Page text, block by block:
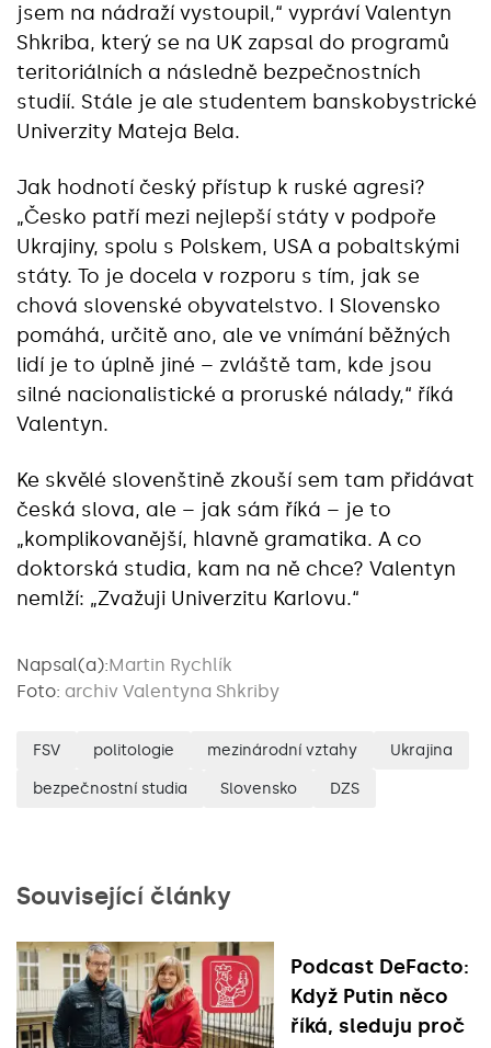
jsem na nádraží vystoupil,“ vypráví Valentyn
Shkriba, který se na UK zapsal do programů
teritoriálních a následně bezpečnostních
studií. Stále je ale studentem banskobystrické
Univerzity Mateja Bela.
Jak hodnotí český přístup k ruské agresi?
„Česko patří mezi nejlepší státy v podpoře
Ukrajiny, spolu s Polskem, USA a pobaltskými
státy. To je docela v rozporu s tím, jak se
chová slovenské obyvatelstvo. I Slovensko
pomáhá, určitě ano, ale ve vnímání běžných
lidí je to úplně jiné – zvláště tam, kde jsou
silné nacionalistické a proruské nálady,“ říká
Valentyn.
Ke skvělé slovenštině zkouší sem tam přidávat
česká slova, ale – jak sám říká – je to
„komplikovanější, hlavně gramatika. A co
doktorská studia, kam na ně chce? Valentyn
nemlží: „Zvažuji Univerzitu Karlovu.“
Napsal(a):Martin Rychlík
Foto: archiv Valentyna Shkriby
FSV politologie mezinárodní vztahy Ukrajina
bezpečnostní studia Slovensko DZS
Související články
Podcast DeFacto:
Když Putin něco
říká, sleduju proč